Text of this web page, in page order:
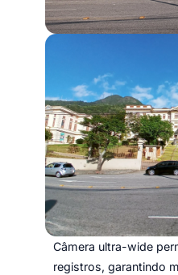
Câmera ultra-wide
registros, garantindo